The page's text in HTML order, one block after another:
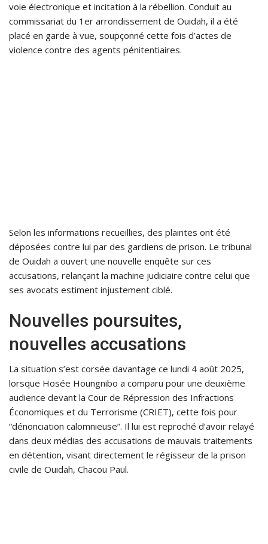
voie électronique et incitation à la rébellion. Conduit au
commissariat du 1er arrondissement de Ouidah, il a été
placé en garde à vue, soupçonné cette fois d’actes de
violence contre des agents pénitentiaires.
Selon les informations recueillies, des plaintes ont été
déposées contre lui par des gardiens de prison. Le tribunal
de Ouidah a ouvert une nouvelle enquête sur ces
accusations, relançant la machine judiciaire contre celui que
ses avocats estiment injustement ciblé.
Nouvelles poursuites,
nouvelles accusations
La situation s’est corsée davantage ce lundi 4 août 2025,
lorsque Hosée Houngnibo a comparu pour une deuxième
audience devant la Cour de Répression des Infractions
Économiques et du Terrorisme (CRIET), cette fois pour
“dénonciation calomnieuse”. Il lui est reproché d’avoir relayé
dans deux médias des accusations de mauvais traitements
en détention, visant directement le régisseur de la prison
civile de Ouidah, Chacou Paul.